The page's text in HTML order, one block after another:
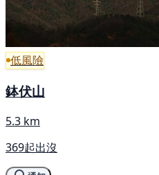
低風險
鉢伏山
5.3 km
369起出沒